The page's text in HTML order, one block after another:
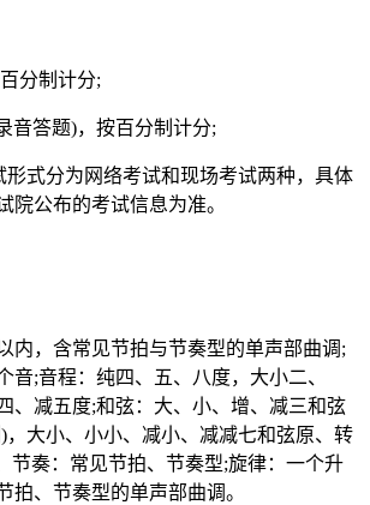
分制计分;
音答题)，按百分制计分;
形式分为网络考试和现场考试两种，具体
院公布的考试信息为准。
内，含常见节拍与节奏型的单声部曲调;
音;音程：纯四、五、八度，大小二、
、减五度;和弦：大、小、增、减三和弦
，大小、小小、减小、减减七和弦原、转
节奏：常见节拍、节奏型;旋律：一个升
拍、节奏型的单声部曲调。